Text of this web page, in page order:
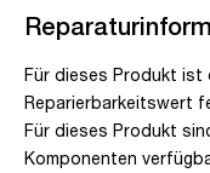
Für dieses Produkt ist
Reparierbarkeitswert
Für dieses Produkt
Komponenten